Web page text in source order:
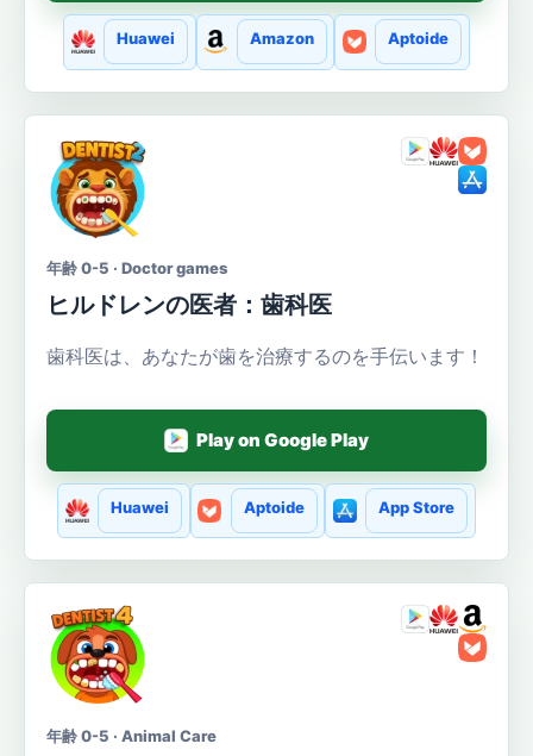
Huawei Amazon Aptoide
年齢 0-5 · Doctor games
ヒルドレンの医者：歯科医
歯科医は、あなたが歯を治療するのを手伝います！
Play on Google Play
Huawei Aptoide App Store
年齢 0-5 · Animal Care